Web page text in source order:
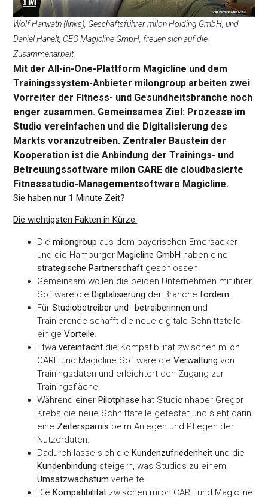
Wolf Harwath (links), Geschäftsführer milon Holding GmbH, und
Daniel Hanelt, CEO Magicline GmbH, freuen sich auf die
Zusammenarbeit.
Mit der All-in-One-Plattform Magicline und dem
Trainingssystem-Anbieter milongroup arbeiten zwei
Vorreiter der Fitness- und Gesundheitsbranche noch
enger zusammen. Gemeinsames Ziel: Prozesse im
Studio vereinfachen und die Digitalisierung des
Markts voranzutreiben. Zentraler Baustein der
Kooperation ist die Anbindung der Trainings- und
Betreuungssoftware milon CARE die cloudbasierte
Fitnessstudio-Managementsoftware Magicline.
Sie haben nur 1 Minute Zeit?
Die wichtigsten Fakten in Kürze:
Diemilongroup aus dem bayerischen Emersacker
und die HamburgerMagicline GmbH haben eine
strategische Partnerschaft geschlossen.
Gemeinsam wollen die beiden Unternehmen mit ihrer
Software dieDigitalisierung der Branchefördern
FürStudiobetreiber und -betreiberinnen und
Trainierende schafft die neue digitale Schnittstelle
einigeVorteile
Etwavereinfacht die Kompatibilität zwischen milon
CARE und Magicline Software dieVerwaltung von
Trainingsdaten und erleichtert den Zugang zur
Trainingsfläche.
Während einerPilotphase hat Studioinhaber Gregor
Krebs die neue Schnittstelle getestet und sieht darin
eine Zeitersparnis beim Anlegen und Pflegen der
Nutzerdaten.
Dadurch lasse sich dieKundenzufriedenheit und die
Kundenbindung steigern, was Studios zu einem
Umsatzwachstum verhelfe.
DieKompatibilität zwischen milon CARE und Magicline